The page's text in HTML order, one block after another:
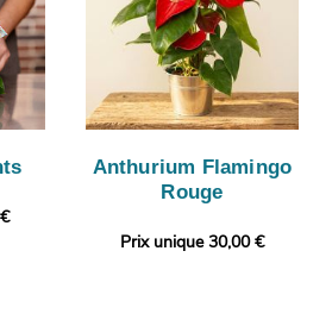
Anthurium Flamingo
Rouge
Prix unique 30,00 €